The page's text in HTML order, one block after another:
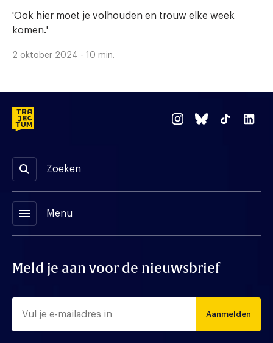
'Ook hier moet je volhouden en trouw elke week
komen.'
2 oktober 2024 - 10 min.
Zoeken
menu Menu
Meld je aan voor de nieuwsbrief
Aanmelden